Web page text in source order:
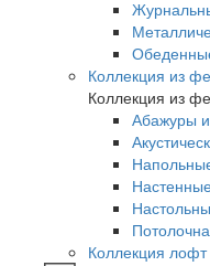
Коллекция из
Коллекция из
Абажуры
Коллекция лофт